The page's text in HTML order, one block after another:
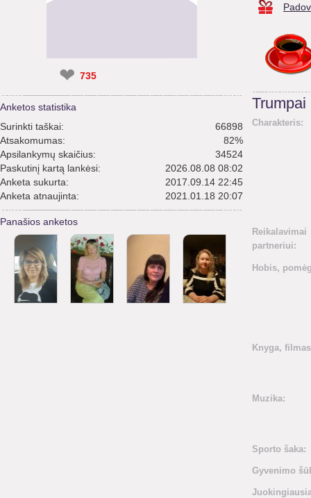
❤ 735
Anketos statistika
Surinkti taškai:
66898
Atsakomumas:
82%
Apsilankymų skaičius:
34524
Paskutinį kartą lankėsi:
2026.08.08 08:02
Anketa sukurta:
2017.09.14 22:45
Anketa atnaujinta:
2021.01.18 20:07
Panašios anketos
Trumpai
Charakteris:
Reikalavimai
partneriui:
Hobis,
Knyga,
Muzika:
Sporto šaka:
Gyvenimo